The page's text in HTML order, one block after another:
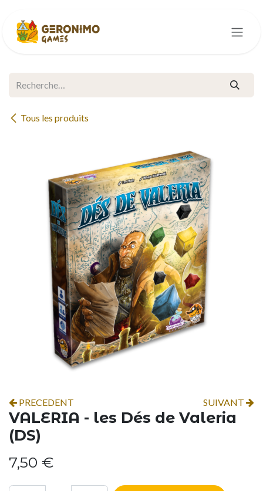
Tous les produits
PRECEDENT SUIVANT
VALERIA - les Dés de Valeria
(DS)
7,50 €